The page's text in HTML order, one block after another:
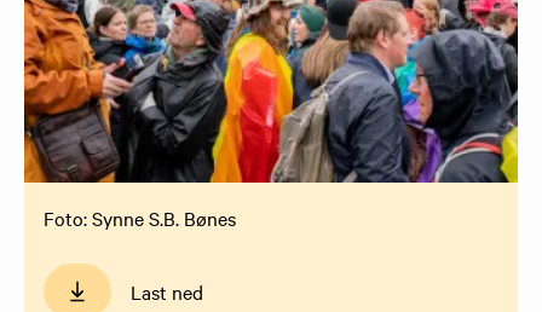
Foto: Synne S.B. Bønes
Last ned